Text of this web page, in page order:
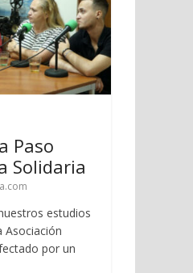
Paso
Solidaria
estudios
Asociación
por un